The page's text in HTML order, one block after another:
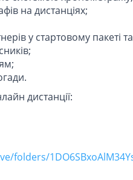
на дистанціях;
у стартовому пакеті та
дистанції:
folders/